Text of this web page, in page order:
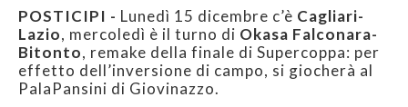
POSTICIPI - Lunedì 15 dicembre c’è Cagliari-
Lazio, mercoledì è il turno di Okasa Falconara-
Bitonto, remake della finale di Supercoppa: per
effetto dell’inversione di campo, si giocherà al
PalaPansini di Giovinazzo.